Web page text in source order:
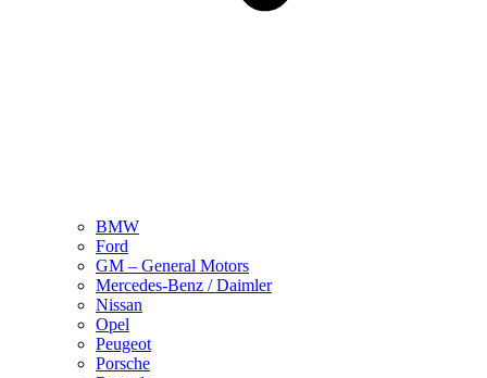
BMW
Ford
GM – General Motors
Mercedes-Benz / Daimler
Nissan
Opel
Peugeot
Porsche